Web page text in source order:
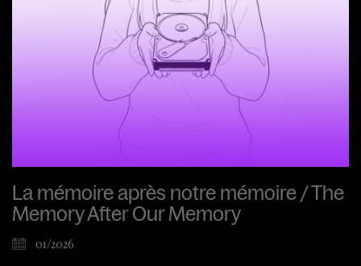
La mémoire après notre mémoire / The
Memory After Our Memory
01/2026